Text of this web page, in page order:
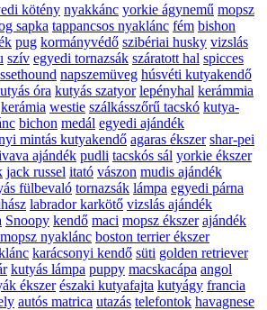
kötény nyakkánc yorkie ágynemű mopsz
sapka tappancsos nyaklánc fém bishon
pug kormányvédő szibériai husky vizslás
szív egyedi tornazsák száratott hal spicces
napszemüveg húsvéti kutyakendő
óra kutyás szatyor lepényhal kerámmia
kerámia westie szálkásszőrű tacskó kutya-
bichon medál egyedi ajándék
mintás kutyakendő agaras ékszer shar-pei
ajándék pudli tacskós sál yorkie ékszer
jack russel itató vászon mudis ajándék
fülbevaló tornazsák lámpa egyedi párna
labrador karkötő vizslás ajándék
Snoopy kendő maci mopsz ékszer ajándék
mopsz nyaklánc boston terrier ékszer
karácsonyi kendő süti golden retriever
kutyás lámpa puppy macskacápa angol
ékszer északi kutyafajta kutyágy francia
autós matrica utazás telefontok havagnese